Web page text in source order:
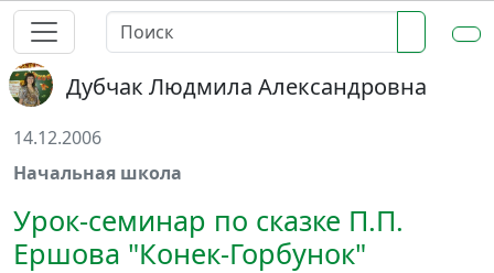
Дубчак Людмила Александровна
14.12.2006
Начальная школа
Урок-семинар по сказке П.П.
Ершова "Конек-Горбунок"